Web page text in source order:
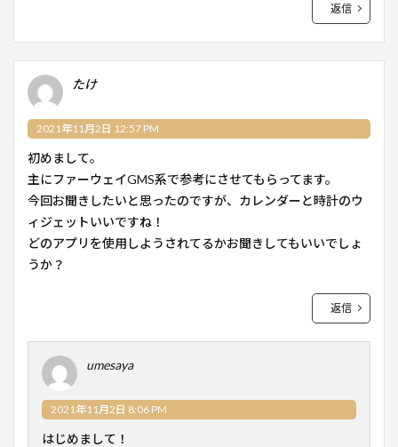
返信
たけ
2021年11月2日 12:57 PM
初めまして。
主にファーウェイGMS系で参考にさせてもらってます。
今回お聞きしたいと思ったのですが、カレンダーと時計のウ
ィジェットいいですね！
どのアプリを使用しようされてるかお聞きしてもいいでしょ
うか？
返信
umesaya
2021年11月2日 8:06 PM
はじめまして！